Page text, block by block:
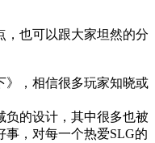
，也可以跟大家坦然的分
》，相信很多玩家知晓或
负的设计，其中很多也被
事，对每一个热爱SLG的